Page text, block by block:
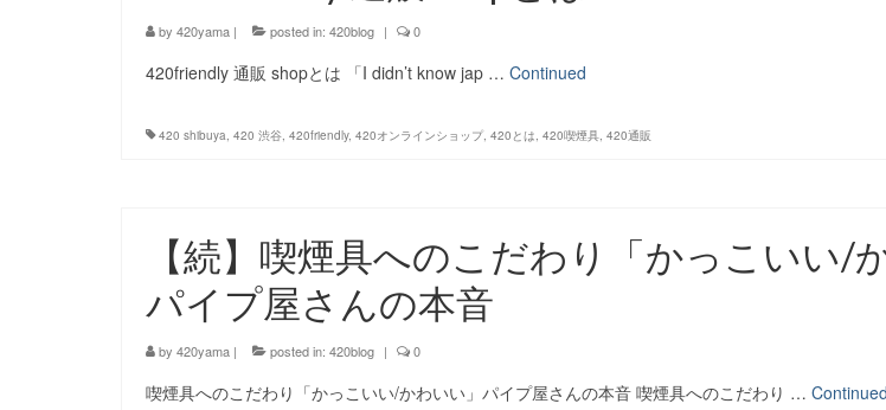
by 420yama | posted in: 420blog | 0
420friendly 通販 shopとは 「I didn’t know jap … Continued
420 shibuya, 420 渋谷, 420friendly, 420オンラインショップ, 420とは, 420喫煙具, 420通販
【続】喫煙具へのこだわり「かっこいい/
パイプ屋さんの本音
by 420yama | posted in: 420blog | 0
喫煙具へのこだわり「かっこいい/かわいい」パイプ屋さんの本音 喫煙具へのこだわり … Continued